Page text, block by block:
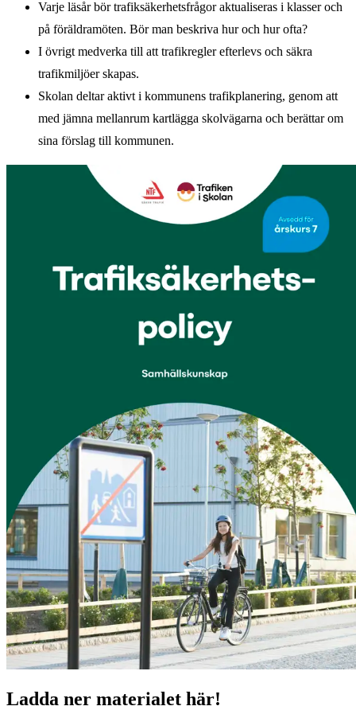
Varje läsår bör trafiksäkerhetsfrågor aktualiseras i klasser och
på föräldramöten. Bör man beskriva hur och hur ofta?
I övrigt medverka till att trafikregler efterlevs och säkra
trafikmiljöer skapas.
Skolan deltar aktivt i kommunens trafikplanering, genom att
med jämna mellanrum kartlägga skolvägarna och berättar om
sina förslag till kommunen.
Ladda ner materialet här!